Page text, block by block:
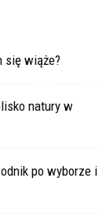
się wiąże?
natury w
po wyborze i